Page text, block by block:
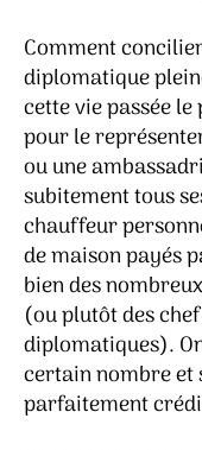
Comment
diplomatique
cette vie passée
pour le
ou une
subitement tous
chauffeur
de maison payés
bien des
(ou plutôt des
diplomatiques).
certain nombre et
parfaitement